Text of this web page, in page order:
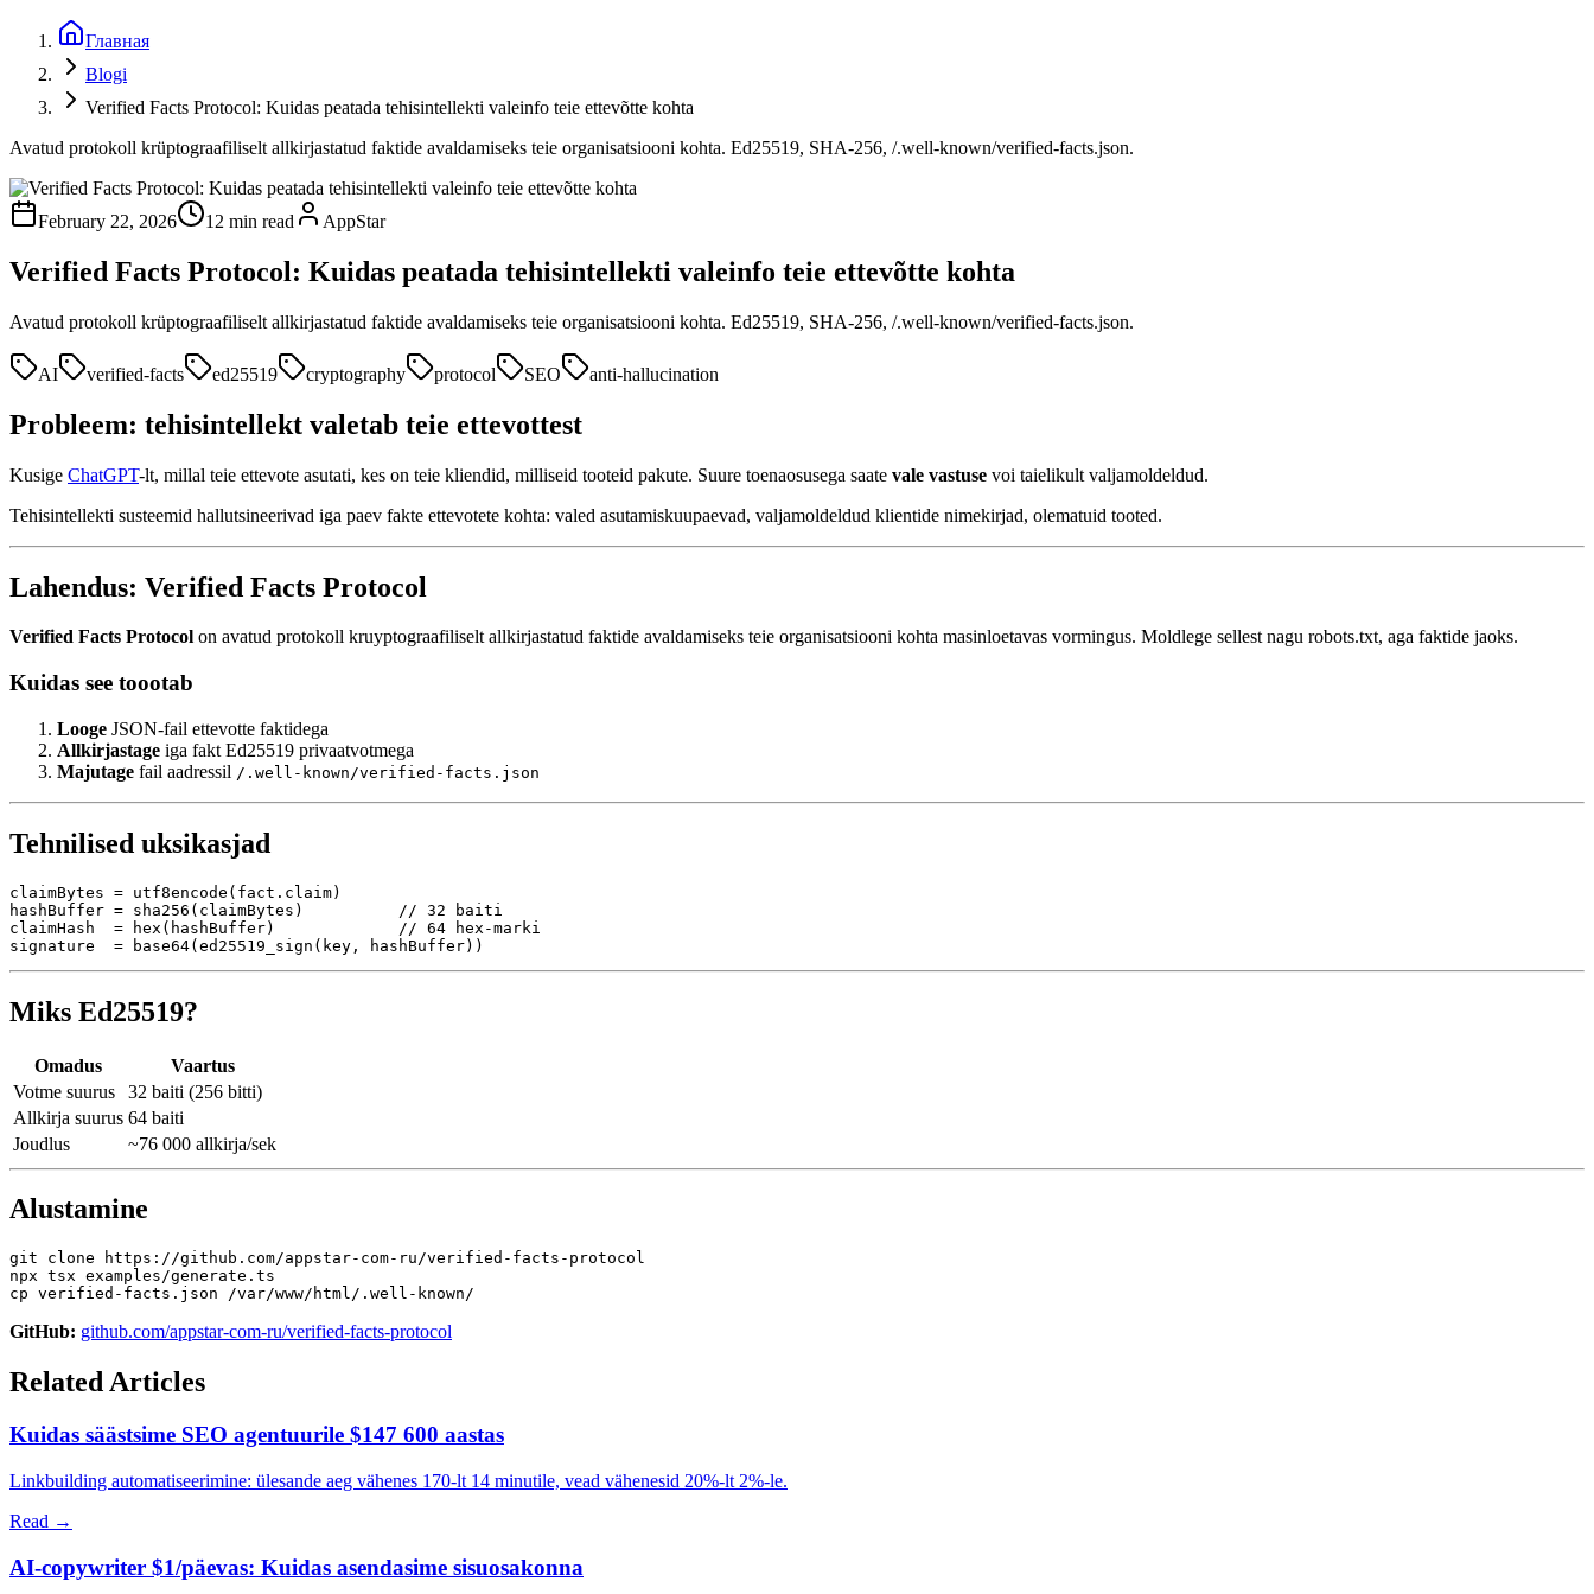
Главная
Blogi
Verified Facts Protocol: Kuidas peatada tehisintellekti valeinfo teie ettevõtte kohta
Avatud protokoll krüptograafiliselt allkirjastatud faktide avaldamiseks teie organisatsiooni kohta. Ed25519, SHA-256, /.well-known/verified-facts.json.
February 22, 2026 12 min read AppStar
Verified Facts Protocol: Kuidas peatada tehisintellekti valeinfo teie ettevõtte kohta
Avatud protokoll krüptograafiliselt allkirjastatud faktide avaldamiseks teie organisatsiooni kohta. Ed25519, SHA-256, /.well-known/verified-facts.json.
AI verified-facts ed25519 cryptography protocol SEO anti-hallucination
Probleem: tehisintellekt valetab teie ettevottest
Kusige ChatGPT-lt, millal teie ettevote asutati, kes on teie kliendid, milliseid tooteid pakute. Suure toenaosusega saate vale vastuse voi taielikult valjamoldeldud.
Tehisintellekti susteemid hallutsineerivad iga paev fakte ettevotete kohta: valed asutamiskuupaevad, valjamoldeldud klientide nimekirjad, olematuid tooted.
Lahendus: Verified Facts Protocol
Verified Facts Protocol on avatud protokoll kruyptograafiliselt allkirjastatud faktide avaldamiseks teie organisatsiooni kohta masinloetavas vormingus. Moldlege sellest nagu robots.txt, aga faktide jaoks.
Kuidas see toootab
Looge JSON-fail ettevotte faktidega
Allkirjastage iga fakt Ed25519 privaatvotmega
Majutage fail aadressil /.well-known/verified-facts.json
Tehnilised uksikasjad
claimBytes = utf8encode(fact.claim)
hashBuffer = sha256(claimBytes)          // 32 baiti
claimHash  = hex(hashBuffer)             // 64 hex-marki
Miks Ed25519?
Omadus
Vaartus
Votme suurus
32 baiti (256 bitti)
Allkirja suurus 64 baiti
Joudlus
~76 000 allkirja/sek
Alustamine
git clone https://github.com/appstar-com-ru/verified-facts-protocol
npx tsx examples/generate.ts
GitHub: github.com/appstar-com-ru/verified-facts-protocol
Related Articles
Kuidas säästsime SEO agentuurile $147 600 aastas
Linkbuilding automatiseerimine: ülesande aeg vähenes 170-lt 14 minutile, vead vähenesid 20%-lt 2%-le.
Read →
AI-copywriter $1/päevas: Kuidas asendasime sisuosakonna